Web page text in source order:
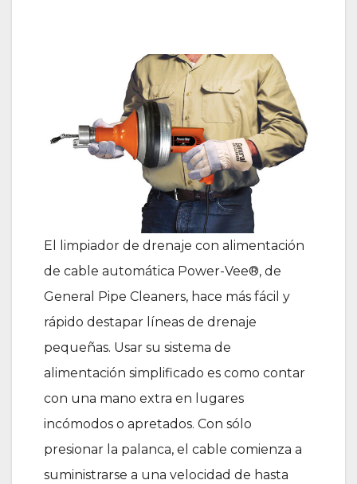
El limpiador de drenaje con alimentación
de cable automática Power-Vee®, de
General Pipe Cleaners, hace más fácil y
rápido destapar líneas de drenaje
pequeñas. Usar su sistema de
alimentación simplificado es como contar
con una mano extra en lugares
incómodos o apretados. Con sólo
presionar la palanca, el cable comienza a
suministrarse a una velocidad de hasta